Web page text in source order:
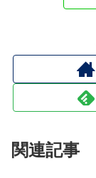
関連記事